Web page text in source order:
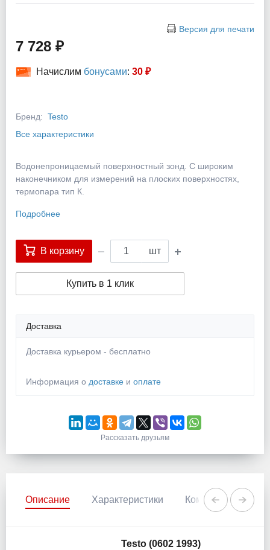
Версия для печати
7 728 ₽
Начислим бонусами: 30 ₽
Бренд: Testo
Все характеристики
Водонепроницаемый поверхностный зонд. С широким
наконечником для измерений на плоских поверхностях,
термопара тип К.
Подробнее
В корзину шт
Купить в 1 клик
Доставка
Доставка курьером - бесплатно
Информация о доставке и оплате
Рассказать друзьям
Описание Характеристики Комментарии
Testo (0602 1993)